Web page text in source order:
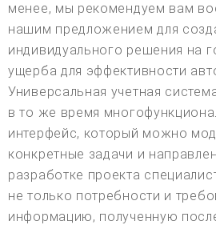
менее, мы рекомендуем вам
нашим предложением для
индивидуального решения на
ущерба для эффективности
Универсальная учетная
в то же время
интерфейс, который можно
конкретные задачи и
разработке проекта
не только потребности и
информацию, полученную